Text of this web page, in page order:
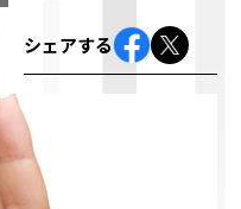
シェアする